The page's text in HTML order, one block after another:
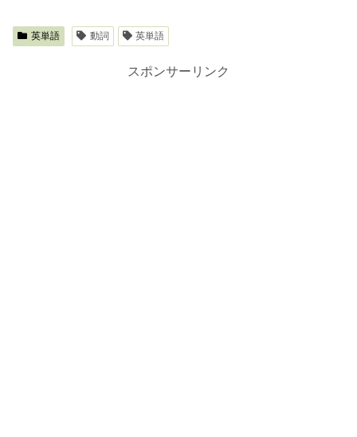
英単語 動詞 英単語
スポンサーリンク